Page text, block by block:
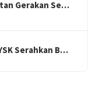
Gerakan Se…
Serahkan B…